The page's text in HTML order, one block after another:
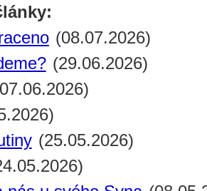
(08.07.2026)
(29.06.2026)
(25.05.2026)